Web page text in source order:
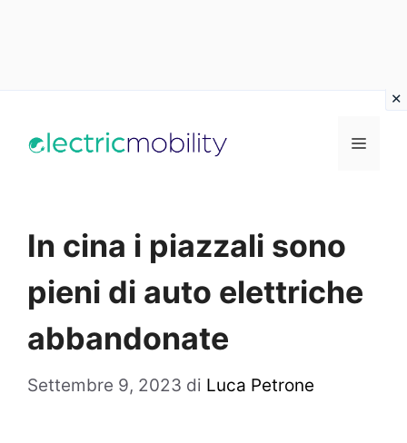
Menu
In cina i piazzali sono
pieni di auto elettriche
abbandonate
Settembre 9, 2023 di Luca Petrone